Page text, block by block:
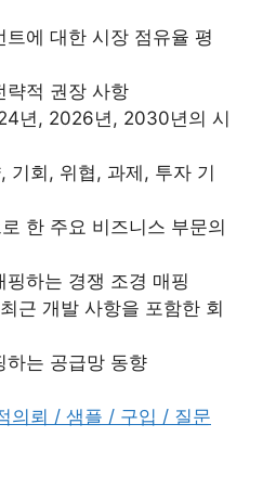
에 대한 시장 점유율 평
략적 권장 사항
년, 2026년, 2030년의 시
기회, 위협, 과제, 투자 기
한 주요 비즈니스 부문의
하는 경쟁 조경 매핑
근 개발 사항을 포함한 회
하는 공급망 동향
의뢰 / 샘플 / 구입 / 질문